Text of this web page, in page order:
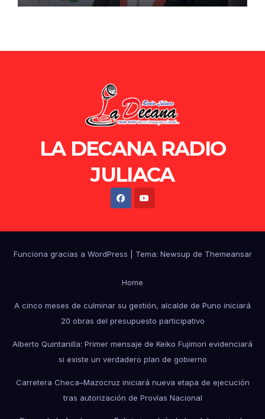
LA DECANA RADIO
JULIACA
Funciona gracias a WordPress Tema: Newsup de Themeansar
Home
A cinco meses de culminar su gestión, alcalde de Puno iniciará
20 obras del presupuesto participativo
Alberto Quintanilla: Primer mensaje de Keiko Fujimori evidenciará
si existe un verdadero plan de gobierno
Carretera Checa–Mazocruz iniciará nueva etapa de ejecución
tras autorización de Provías Nacional